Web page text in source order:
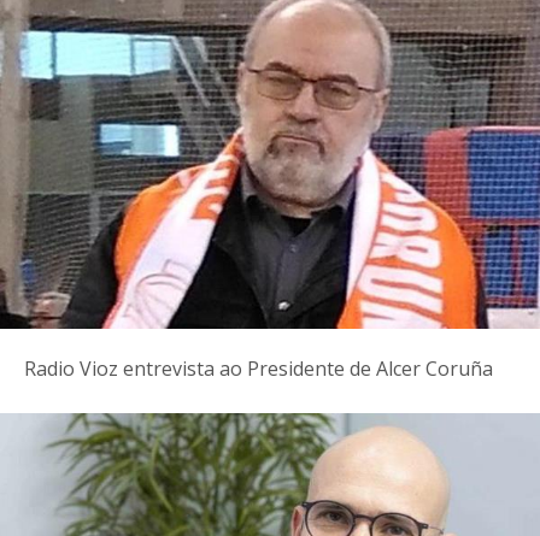
Radio Vioz entrevista ao Presidente de Alcer Coruña